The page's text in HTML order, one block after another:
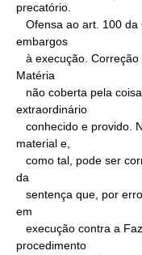
precatório.
embargos
Matéria
extraordinário
material e,
da
em
procedimento